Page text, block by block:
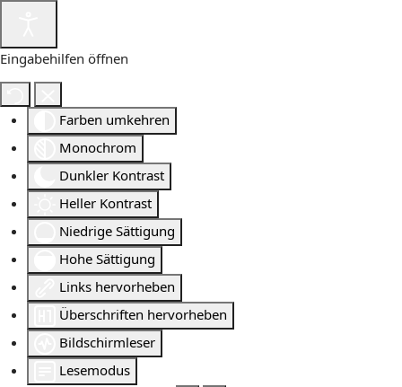
Eingabehilfen öffnen
Farben umkehren
Monochrom
Dunkler Kontrast
Heller Kontrast
Niedrige Sättigung
Hohe Sättigung
Links hervorheben
Überschriften hervorheben
Bildschirmleser
Lesemodus